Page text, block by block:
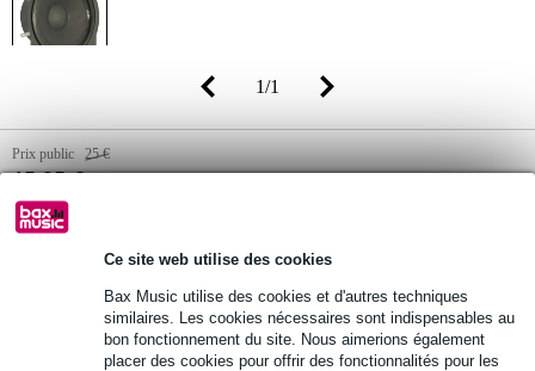
Ce site web utilise des cookies
Bax Music utilise des cookies et d'autres techniques
similaires. Les cookies nécessaires sont indispensables au
bon fonctionnement du site. Nous aimerions également
placer des cookies pour offrir des fonctionnalités pour les
1/1
Prix public 25 €
15,95 €
Disponibilité
sous environ 7 jours ouvrés
Ajouter au panier